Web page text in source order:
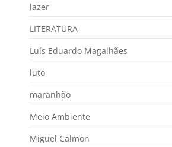
lazer
LITERATURA
Luís Eduardo Magalhães
luto
maranhão
Meio Ambiente
Miguel Calmon